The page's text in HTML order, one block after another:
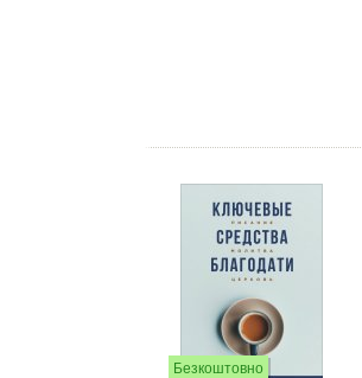
Безкоштовно